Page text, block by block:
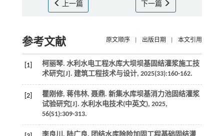
上一篇 下一篇
参考文献 原文顺序 出版日期 本文引用
[1]
柯丽琴. 水利水电工程水库大坝坝基固结灌浆施工技
术研究[J]. 建筑工程技术与设计, 2025(33):160-162.
[2]
瞿刚修, 蒋伟林, 聂鼎. 新集水库坝基消力池固结灌浆
试验研究[J]. 水利水电技术(中英文), 2025,
56(S1):309-313.